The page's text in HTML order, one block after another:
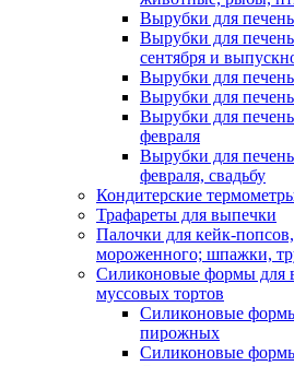
Вырубки для
Вырубки для
сентября и
Вырубки для
Вырубки для
Вырубки для
февраля
Вырубки для
февраля, свадьбу
Кондитерские
Трафареты для выпечки
Палочки для кейк-
мороженного; шпажки,
Силиконовые формы для
муссовых тортов
Силиконовые
пирожных
Силиконовые